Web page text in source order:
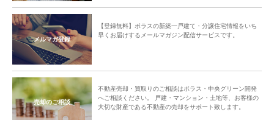
メルマガ登録
【登録無料】ポラスの新築一戸建て・分譲住宅情報をいち
早くお届けするメールマガジン配信サービスです。
売却のご相談
不動産売却・買取りのご相談はポラス・中央グリーン開発
へご相談ください。 戸建・マンション・土地等、お客様の
大切な財産である不動産の売却をサポート致します。